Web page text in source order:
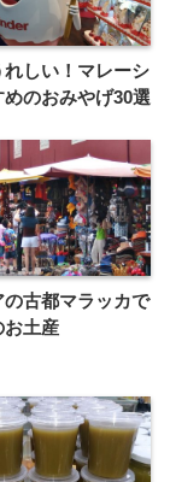
れしい！マレーシ
のおみやげ30選
の古都マラッカで
お土産